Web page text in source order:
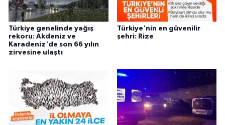
Türkiye genelinde yağış
rekoru: Akdeniz ve
Karadeniz'de son 66 yılın
zirvesine ulaştı
Türkiye'nin en güvenilir
şehri: Rize